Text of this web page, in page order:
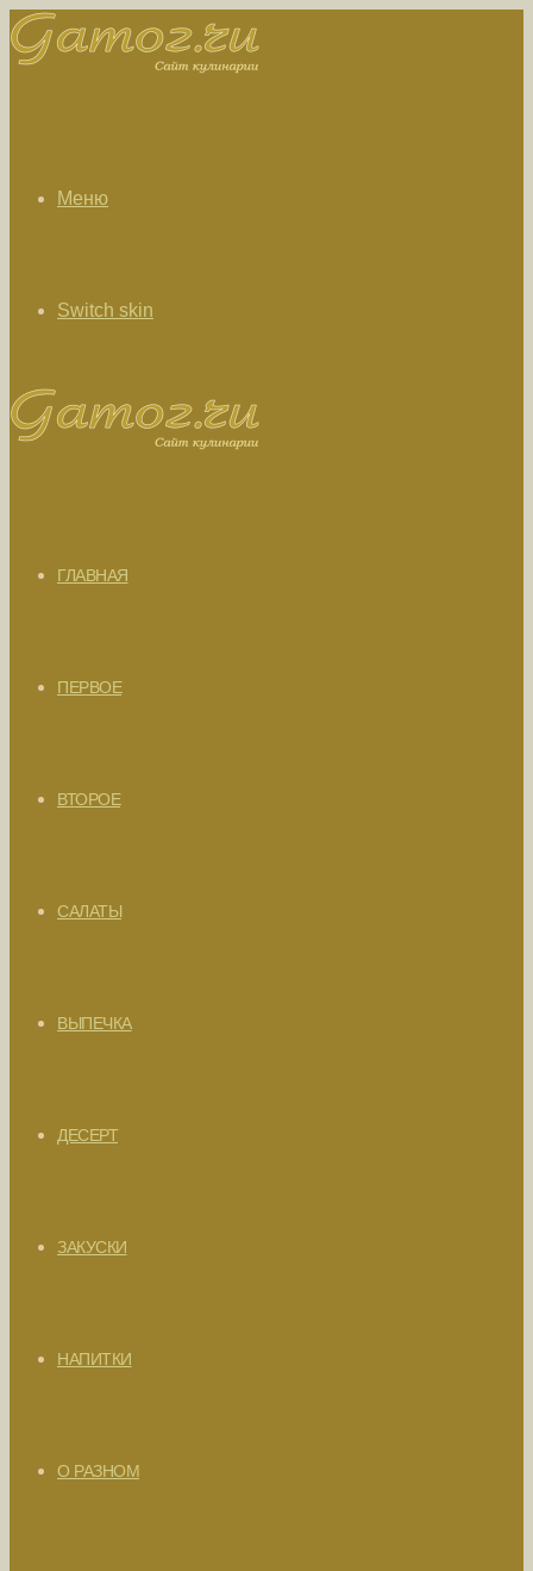
Меню
Switch skin
ГЛАВНАЯ
ПЕРВОЕ
ВТОРОЕ
САЛАТЫ
ВЫПЕЧКА
ДЕСЕРТ
ЗАКУСКИ
НАПИТКИ
О РАЗНОМ